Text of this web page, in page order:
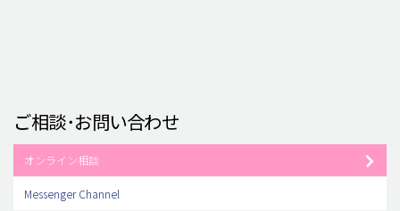
ご相談･お問い合わせ
オンライン相談
Messenger Channel